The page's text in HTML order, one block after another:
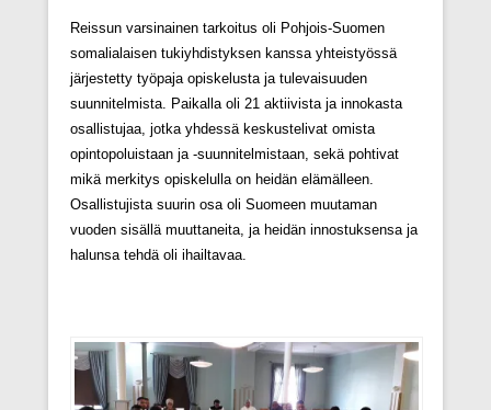
Reissun varsinainen tarkoitus oli Pohjois-Suomen
somalialaisen tukiyhdistyksen kanssa yhteistyössä
järjestetty työpaja opiskelusta ja tulevaisuuden
suunnitelmista. Paikalla oli 21 aktiivista ja innokasta
osallistujaa, jotka yhdessä keskustelivat omista
opintopoluistaan ja -suunnitelmistaan, sekä pohtivat
mikä merkitys opiskelulla on heidän elämälleen.
Osallistujista suurin osa oli Suomeen muutaman
vuoden sisällä muuttaneita, ja heidän innostuksensa ja
halunsa tehdä oli ihailtavaa.